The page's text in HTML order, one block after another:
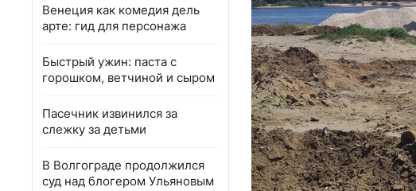
Венеция как комедия дель
арте: гид для персонажа
Быстрый ужин: паста с
горошком, ветчиной и сыром
Пасечник извинился за
слежку за детьми
В Волгограде продолжился
суд над блогером Ульяновым